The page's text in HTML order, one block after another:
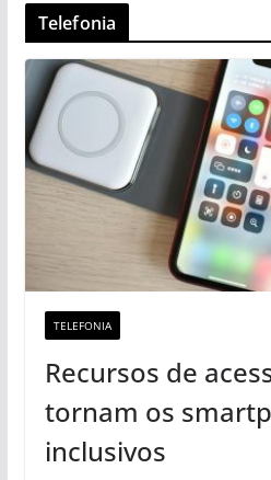
Telefonia
TELEFONIA
Recursos de
tornam os
inclusivos